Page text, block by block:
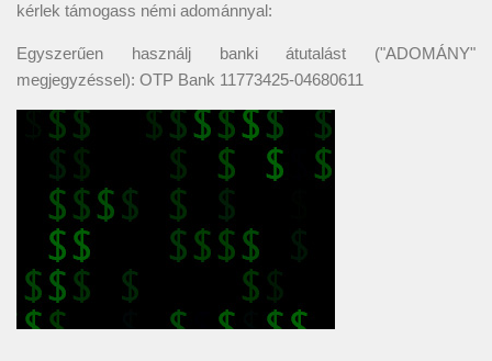
kérlek támogass némi adománnyal:
Egyszerűen használj banki átutalást ("ADOMÁNY"
megjegyzéssel): OTP Bank 11773425-04680611